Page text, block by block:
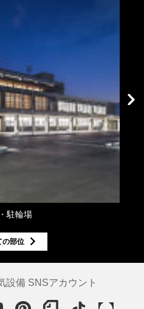
駐輪場
の部位
設備 SNSアカウント